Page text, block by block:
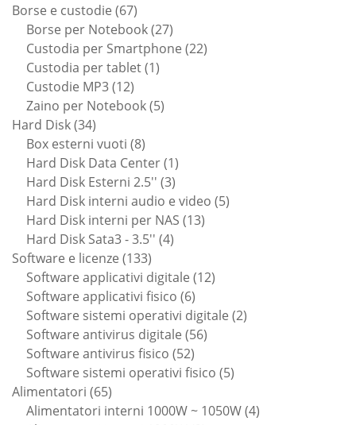
Borse e custodie 6767
prodotti
Borse per Notebook 2727
prodotti
Custodia per Smartphone 2222
Custodia per tablet 11
Custodie MP3 1212
prodotti
Zaino per Notebook 55
Hard Disk 3434
prodotti
Box esterni vuoti 88
prodotti
Hard Disk Data Center 11
prodotto
Hard Disk Esterni 2.5'' 33
prodotti
Hard Disk interni audio e video 55
Hard Disk interni per NAS 1313
Hard Disk Sata3 - 3.5'' 44
Software e licenze 133133
prodotti
Software applicativi digitale 1212
Software applicativi fisico 66
prodotti
Software sistemi operativi digitale 22
Software antivirus digitale 5656
Software antivirus fisico 5252
prodotti
Software sistemi operativi fisico 55
Alimentatori 6565
prodotti
Alimentatori interni 1000W ~ 1050W 44